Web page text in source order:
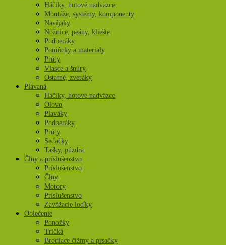
Háčiky, hotové nadväzce
Montáže, systémy, komponenty
Navíjaky
Nožnice, peány, kliešte
Podberáky
Pomôcky a materialy
Prúty
Vlasce a šnúry
Ostatné, zveráky
Plávaná
Háčiky, hotové nadväzce
Olovo
Plaváky
Podberáky
Prúty
Sedačky
Tašky, púzdra
Člny a príslušenstvo
Príslušenstvo
Člny
Motory
Príslušenstvo
Zavážacie loďky
Oblečenie
Ponožky
Tričká
Brodiace čižmy a prsačky